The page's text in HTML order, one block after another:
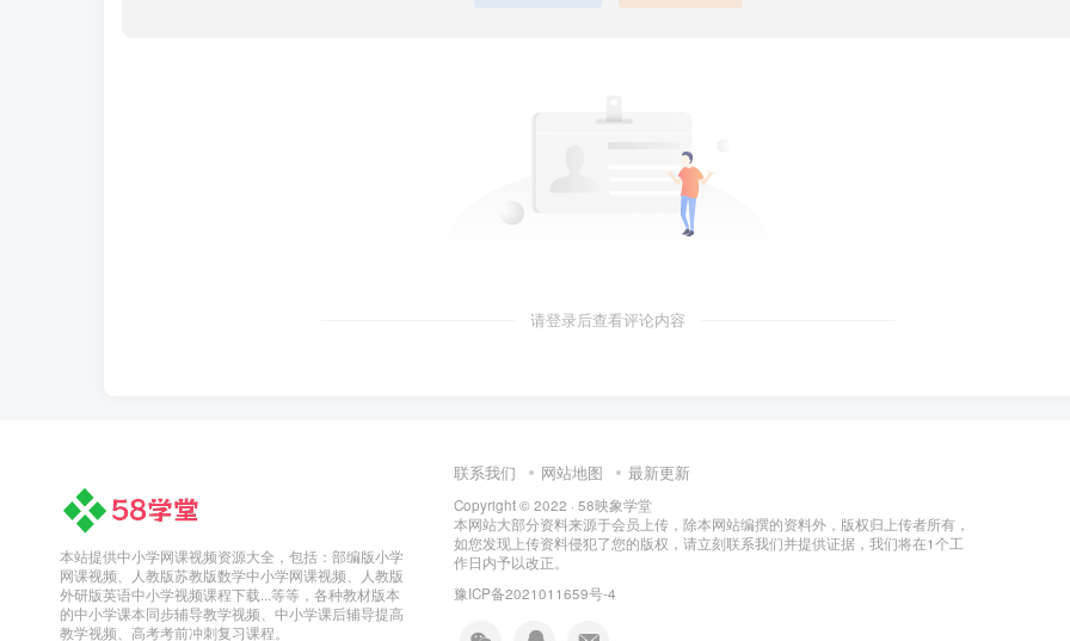
请登录后查看评论内容
本站提供中小学网课视频资源大全，包括：部编版小学
网课视频、人教版苏教版数学中小学网课视频、人教版
外研版英语中小学视频课程下载...等等，各种教材版本
的中小学课本同步辅导教学视频、中小学课后辅导提高
教学视频、高考考前冲刺复习课程。
联系我们 网站地图 最新更新
Copyright © 2022 · 58映象学堂
本网站大部分资料来源于会员上传，除本网站编撰的资料外，版权归上传者所有，
如您发现上传资料侵犯了您的版权，请立刻联系我们并提供证据，我们将在1个工
作日内予以改正。
豫ICP备2021011659号-4